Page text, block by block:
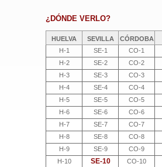
¿DÓNDE VERLO?
HUELVA SEVILLA CÓRDOBA
H-1
SE-1 CO-1
H-2
SE-2 CO-2
H-3
SE-3 CO-3
H-4
SE-4 CO-4
H-5
SE-5 CO-5
H-6
SE-6 CO-6
H-7
SE-7 CO-7
H-8
SE-8 CO-8
H-9
SE-9 CO-9
H-10
SE-10 CO-10